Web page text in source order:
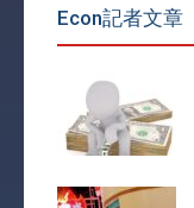
Econ記者文章